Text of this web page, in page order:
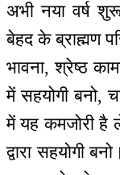
अभी नया वर्ष
बेहद के ब्राह्मण
भावना, श्रेष्ठ
में सहयोगी बनो,
में यह कमजोरी
द्वारा सहयोगी